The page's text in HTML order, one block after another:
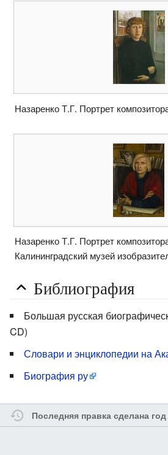
Назаренко Т.Г. Портрет
Назаренко Т.Г. Портрет
Калининградский музей
Библиография
Большая русская
CD)
Словари и энциклопедии на
Биография ру
Последняя правка сделана год